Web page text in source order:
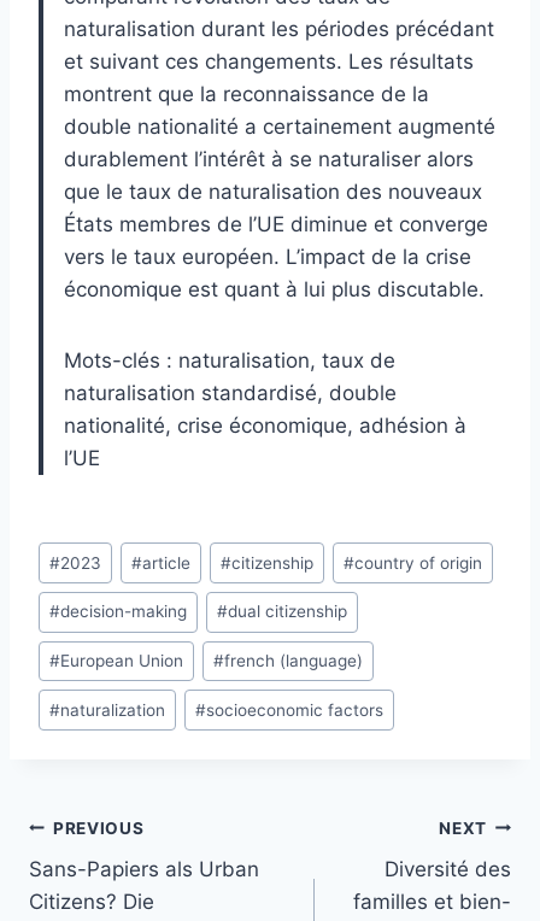
naturalisation durant les périodes précédant
et suivant ces changements. Les résultats
montrent que la reconnaissance de la
double nationalité a certainement augmenté
durablement l’intérêt à se naturaliser alors
que le taux de naturalisation des nouveaux
États membres de l’UE diminue et converge
vers le taux européen. L’impact de la crise
économique est quant à lui plus discutable.
Mots-clés : naturalisation, taux de
naturalisation standardisé, double
nationalité, crise économique, adhésion à
l’UE
Post
Tags:
#2023 #article #citizenship #country of origin
#decision-making #dual citizenship
#European Union #french (language)
#naturalization #socioeconomic factors
Post
navigation
PREVIOUS
Sans-Papiers als Urban
Citizens? Die
NEXT
Diversité des
familles et bien-